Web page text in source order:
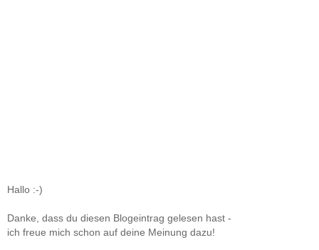
Hallo :-)
Danke, dass du diesen Blogeintrag gelesen hast -
ich freue mich schon auf deine Meinung dazu!